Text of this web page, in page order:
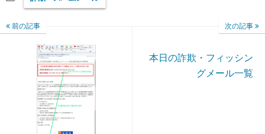
前の記事 次の記事
本日の詐欺・フィッシン
グメール一覧